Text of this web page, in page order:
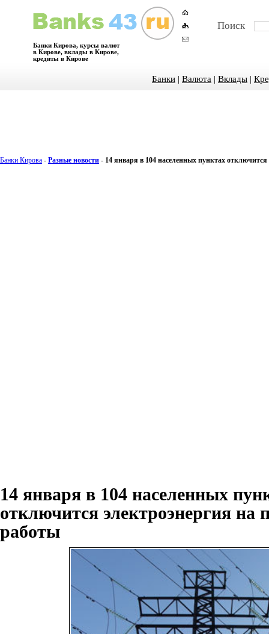
Банки Кирова, курсы валют
в Кирове, вклады в Кирове,
кредиты в Кирове
Поиск
Банки | Валюта | Вклады |
Банки Кирова - Разные новости - 14 января в 104 населенных пунктах
14 января в 104 населенных
отключится электроэнергия на
работы